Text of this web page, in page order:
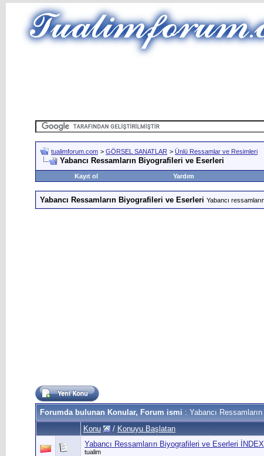
tualimforum.com > GÖRSEL SANATLAR > Ünlü Ressamlar ve Resimleri
Yabancı Ressamların Biyografileri ve Eserleri
Kayıt ol
Yardım
Yabancı Ressamların Biyografileri ve Eserleri Yabancı
Forumda bulunan Konular, Forum ismi : Yabancı
Konu / Konuyu Başlatan
Yabancı Ressamların Biyografileri ve Eserleri İNDEX
tualim